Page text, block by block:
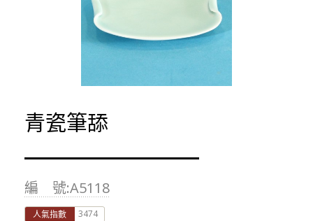
青瓷筆舔
編 號:A5118
人氣指數 3474